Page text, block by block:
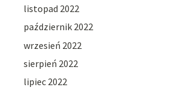
listopad 2022
październik 2022
wrzesień 2022
sierpień 2022
lipiec 2022